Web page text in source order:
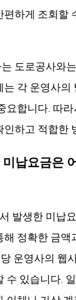
편하게 조회할
도로공사와
는 각 운영사의
요합니다. 따
인하고 적합한
납요금은
발생한 미납
해 정확한 금액
운영사의 웹
수 있습니다.